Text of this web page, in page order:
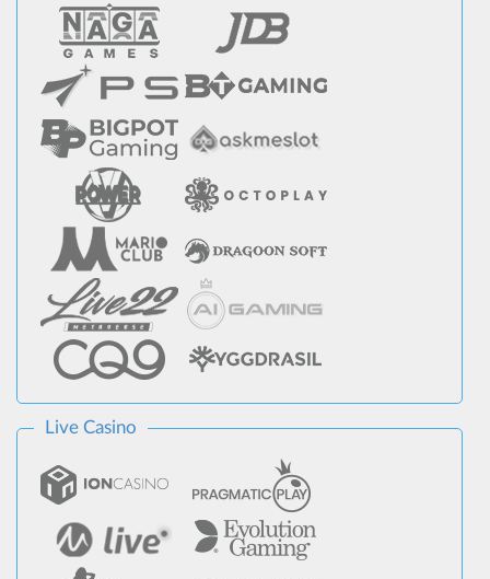
Live Casino